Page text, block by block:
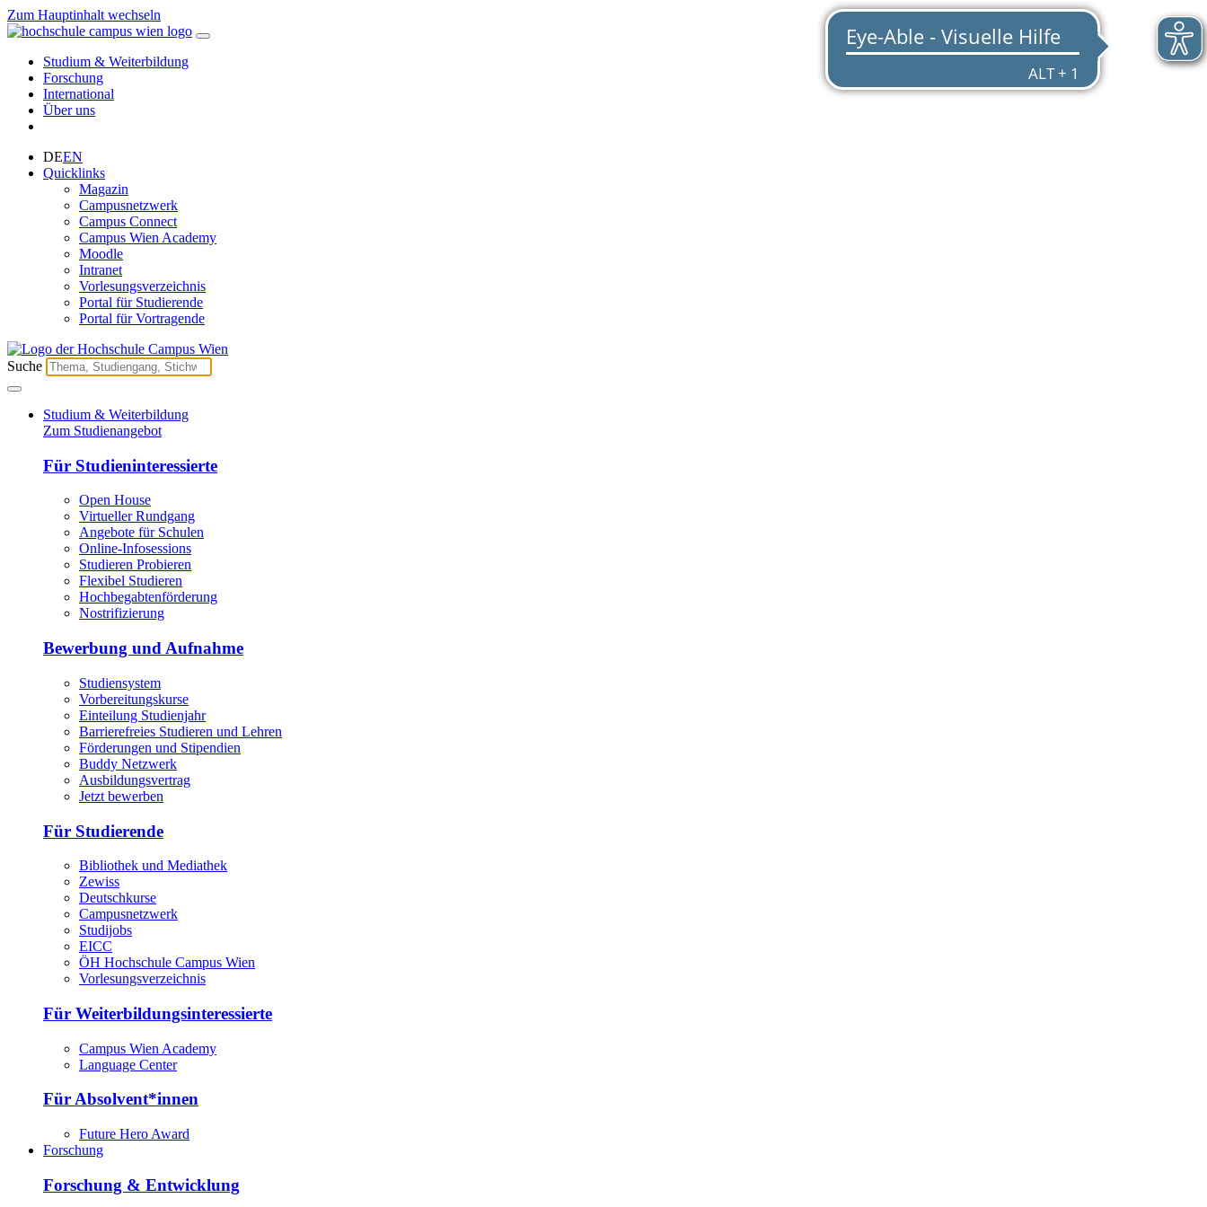
Zum Hauptinhalt wechseln
Studium & Weiterbildung
Forschung
International
Über uns
DEEN
Quicklinks
Magazin
Campusnetzwerk
Campus Connect
Campus Wien Academy
Moodle
Intranet
Vorlesungsverzeichnis
Portal für Studierende
Portal für Vortragende
Suche
Studium & Weiterbildung
Zum Studienangebot
Für Studieninteressierte
Open House
Virtueller Rundgang
Angebote für Schulen
Online-Infosessions
Studieren Probieren
Flexibel Studieren
Hochbegabtenförderung
Nostrifizierung
Bewerbung und Aufnahme
Studiensystem
Vorbereitungskurse
Einteilung Studienjahr
Barrierefreies Studieren und Lehren
Förderungen und Stipendien
Buddy Netzwerk
Ausbildungsvertrag
Jetzt bewerben
Für Studierende
Bibliothek und Mediathek
Zewiss
Deutschkurse
Campusnetzwerk
Studijobs
EICC
ÖH Hochschule Campus Wien
Vorlesungsverzeichnis
Für Weiterbildungsinteressierte
Campus Wien Academy
Language Center
Für Absolvent*innen
Future Hero Award
Forschung
Forschung & Entwicklung